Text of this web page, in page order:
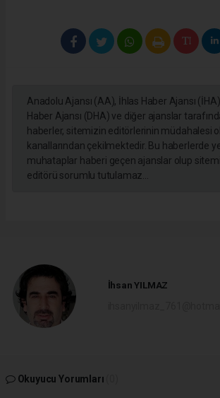
Anadolu Ajansı (AA), İhlas Haber Ajansı
Haber Ajansı (DHA) ve diğer ajanslar
haberler, sitemizin editörlerinin müdahalesi
kanallarından çekilmektedir. Bu haberlerde
muhataplar haberi geçen ajanslar olup
editörü sorumlu tutulamaz...
İhsan YILMAZ
Okuyucu Yorumları